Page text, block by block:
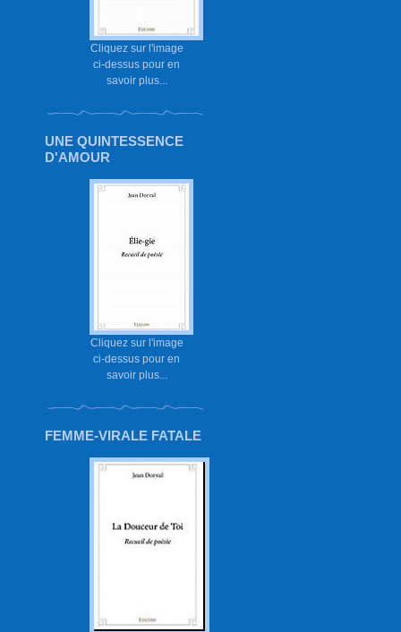
Cliquez sur l'image
ci-dessus pour en
savoir plus...
UNE QUINTESSENCE
D'AMOUR
Cliquez sur l'image
ci-dessus pour en
savoir plus...
FEMME-VIRALE FATALE